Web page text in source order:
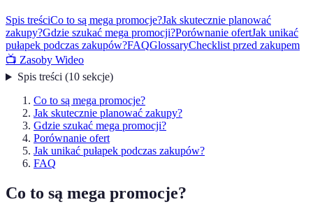
Spis treściCo to są mega promocje?Jak skutecznie planować
zakupy?Gdzie szukać mega promocji?Porównanie ofertJak unikać
pułapek podczas zakupów?FAQGlossaryChecklist przed zakupem
📺 Zasoby Wideo
Spis treści(10 sekcje)
Co to są mega promocje?
Jak skutecznie planować zakupy?
Gdzie szukać mega promocji?
Porównanie ofert
Jak unikać pułapek podczas zakupów?
FAQ
Co to są mega promocje?